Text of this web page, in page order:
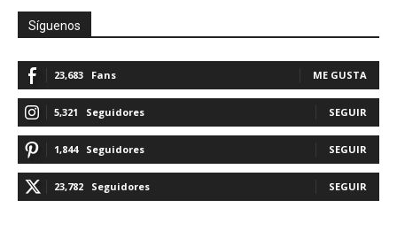
Síguenos
23,683 Fans ME GUSTA
5,321 Seguidores SEGUIR
1,844 Seguidores SEGUIR
23,782 Seguidores SEGUIR